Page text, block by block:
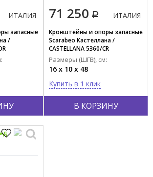
ИТАЛИЯ
запасные
/
71 250
В КОРЗИНУ
ИТАЛИЯ
Кронштейны и опоры запасные
Scarabeo Кастеллана /
CASTELLANA 5360/CR
Размеры (ШГВ), см:
16 x 10 x 48
Купить в 1 клик